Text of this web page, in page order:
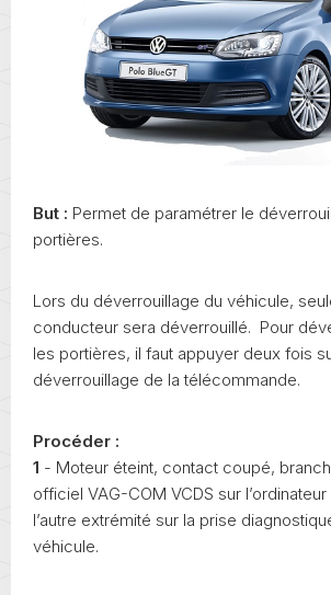
But : Permet de paramétrer le
portières.
Lors du déverrouillage du véhicule,
conducteur sera déverrouillé. Pour
les portières, il faut appuyer deux fois
déverrouillage de la télécommande.
Procéder :
1 - Moteur éteint, contact coupé,
officiel VAG-COM VCDS sur
l’autre extrémité sur la prise
véhicule.